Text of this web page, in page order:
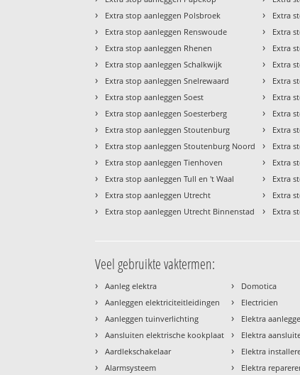
› Extra stop aanleggen Polsbroek
› Extra stop aanleggen Renswoude
› Extra stop aanleggen Rhenen
› Extra stop aanleggen Schalkwijk
› Extra stop aanleggen Snelrewaard
› Extra stop aanleggen Soest
› Extra stop aanleggen Soesterberg
› Extra stop aanleggen Stoutenburg
› Extra stop aanleggen Stoutenburg Noord
› Extra stop aanleggen Tienhoven
› Extra stop aanleggen Tull en 't Waal
› Extra stop aanleggen Utrecht
› Extra stop aanleggen Utrecht Binnenstad
› Extra
› Extra
› Extra
› Extra
› Extra
› Extra
› Extra
› Extra
› Extra
› Extra
› Extra
› Extra
› Extra
Veel gebruikte vaktermen:
› Aanleg elektra
› Aanleggen elektriciteitleidingen
› Aanleggen tuinverlichting
› Aansluiten elektrische kookplaat
› Aardlekschakelaar
› Alarmsysteem
› Domotica
› Electricien
› Elektra
› Elektra
› Elektra
› Elektra